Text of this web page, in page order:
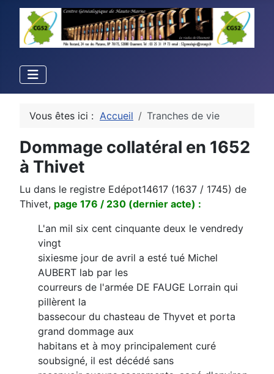
Vous êtes ici : Accueil Tranches de vie
Dommage collatéral en 1652
à Thivet
Lu dans le registre Edépot14617 (1637 / 1745) de
Thivet, page 176 / 230 (dernier acte) :
L'an mil six cent cinquante deux le vendredy
vingt
sixiesme jour de avril a esté tué Michel
AUBERT lab par les
courreurs de l'armée DE FAUGE Lorrain qui
pillèrent la
bassecour du chasteau de Thyvet et porta
grand dommage aux
habitans et à moy principalement curé
soubsigné, il est décédé sans